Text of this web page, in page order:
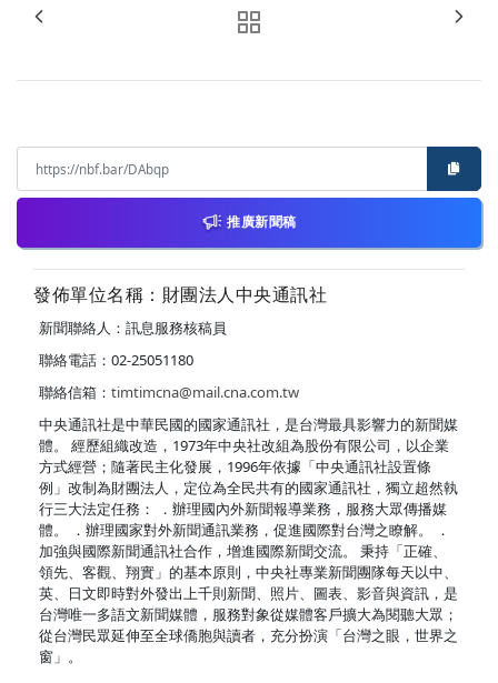
推廣新聞稿
發佈單位名稱：財團法人中央通訊社
新聞聯絡人：訊息服務核稿員
聯絡電話：02-25051180
聯絡信箱： timtimcna@mail.cna.com.tw
中央通訊社是中華民國的國家通訊社，是台灣最具影響力的新聞媒
體。 經歷組織改造，1973年中央社改組為股份有限公司，以企業
方式經營；隨著民主化發展，1996年依據「中央通訊社設置條
例」改制為財團法人，定位為全民共有的國家通訊社，獨立超然執
行三大法定任務： ．辦理國內外新聞報導業務，服務大眾傳播媒
體。 ．辦理國家對外新聞通訊業務，促進國際對台灣之瞭解。 ．
加強與國際新聞通訊社合作，增進國際新聞交流。 秉持「正確、
領先、客觀、翔實」的基本原則，中央社專業新聞團隊每天以中、
英、日文即時對外發出上千則新聞、照片、圖表、影音與資訊，是
台灣唯一多語文新聞媒體，服務對象從媒體客戶擴大為閱聽大眾；
從台灣民眾延伸至全球僑胞與讀者，充分扮演「台灣之眼，世界之
窗」。